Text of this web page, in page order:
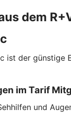
dem
ist der günstige
im Tarif
und